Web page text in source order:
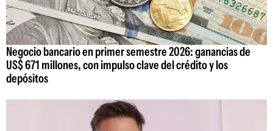
Negocio bancario en primer semestre 2026: ganancias de
US$ 671 millones, con impulso clave del crédito y los
depósitos